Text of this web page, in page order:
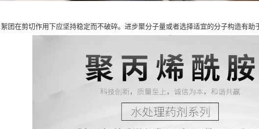
团在剪切作用下应坚持稳定而不破碎。进步聚分子量或者选择适宜的分子构造有助